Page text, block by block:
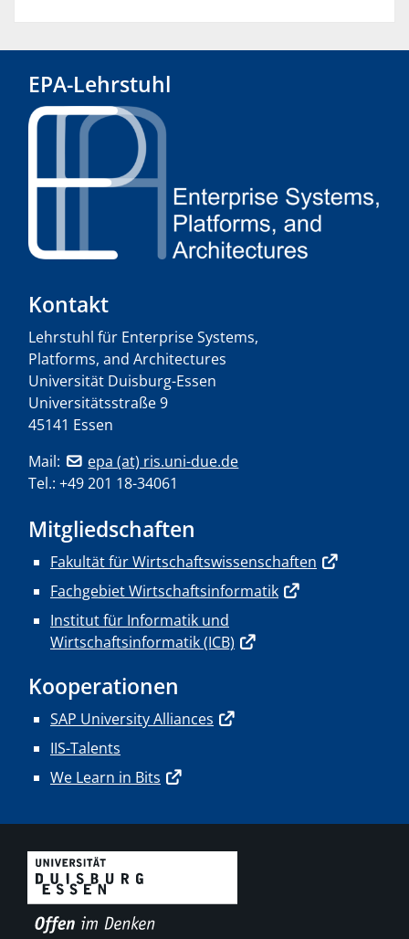
EPA-Lehrstuhl
Kontakt
Lehrstuhl für Enterprise Systems,
Platforms, and Architectures
Universität Duisburg-Essen
Universitätsstraße 9
45141 Essen
Mail:
epa (at) ris.uni-due.de
Tel.: +49 201 18-34061
Mitgliedschaften
Fakultät für Wirtschaftswissenschaften
Fachgebiet Wirtschaftsinformatik
Institut für Informatik und
Wirtschaftsinformatik (ICB)
Kooperationen
SAP University Alliances
IIS-Talents
We Learn in Bits